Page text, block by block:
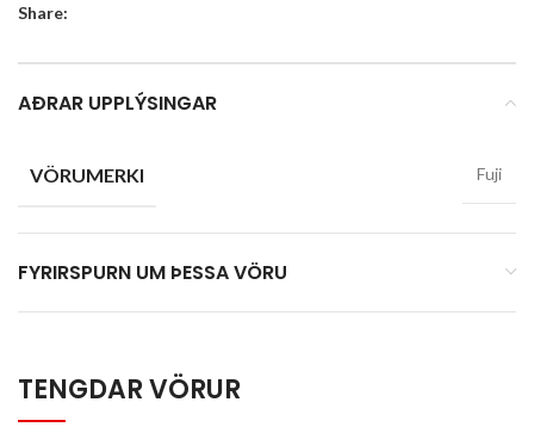
Share:
AÐRAR UPPLÝSINGAR
VÖRUMERKI Fuji
FYRIRSPURN UM ÞESSA VÖRU
TENGDAR VÖRUR